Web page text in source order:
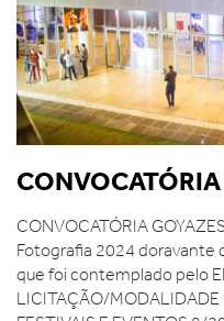
CONVOCATÓRIA
Fotografia 2024 doravante
que foi contemplado pelo
LICITAÇÃO/MODALIDADE